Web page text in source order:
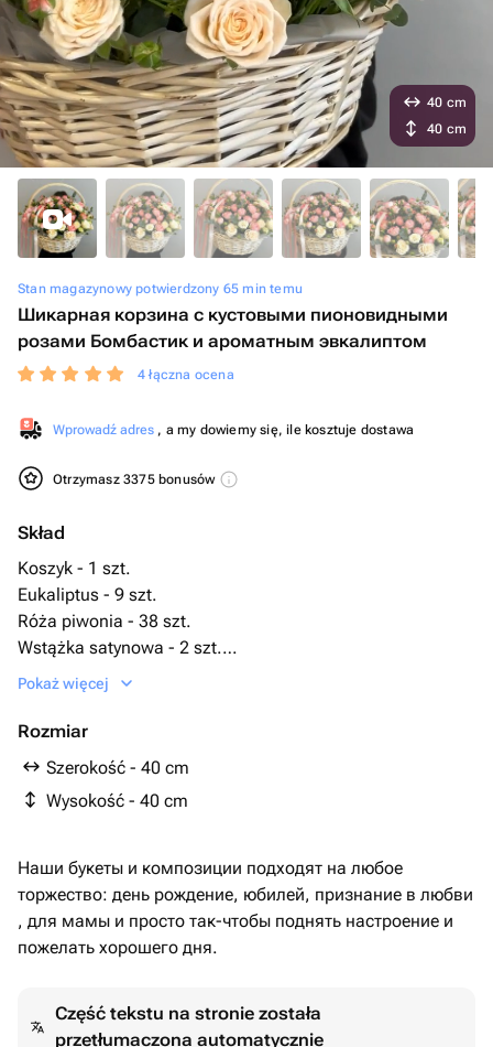
Stan magazynowy potwierdzony 65 min temu
Шикарная корзина с кустовыми пионовидными
розами Бомбастик и ароматным эвкалиптом
4 łączna ocena
Wprowadź adres , a my dowiemy się, ile kosztuje dostawa
Otrzymasz 3375 bonusów
Skład
Koszyk - 1 szt.
Eukaliptus - 9 szt.
Róża piwonia - 38 szt.
Wstążka satynowa - 2 szt.
Oaza florystyczna - 2 szt.
Pokaż więcej
Rozmiar
Szerokość - 40 cm
Wysokość - 40 cm
40 cm
40 cm
Наши букеты и композиции подходят на любое
торжество: день рождение, юбилей, признание в любви
, для мамы и просто так-чтобы поднять настроение и
пожелать хорошего дня.
Część tekstu na stronie została
przetłumaczona automatycznie